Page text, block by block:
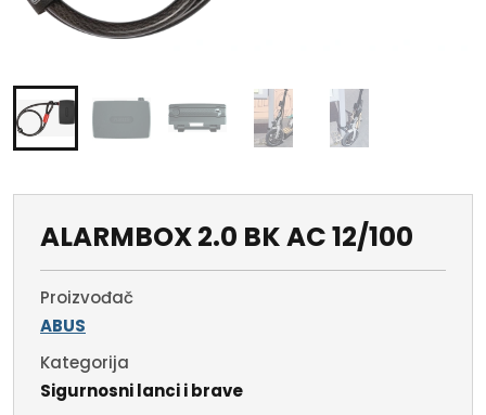
ALARMBOX 2.0 BK AC 12/100
Proizvođač
ABUS
Kategorija
Sigurnosni lanci i brave